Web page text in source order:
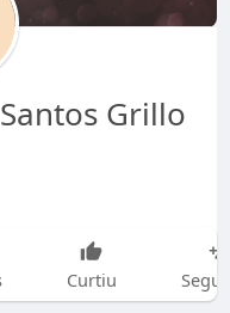
Grillo
Curtiu